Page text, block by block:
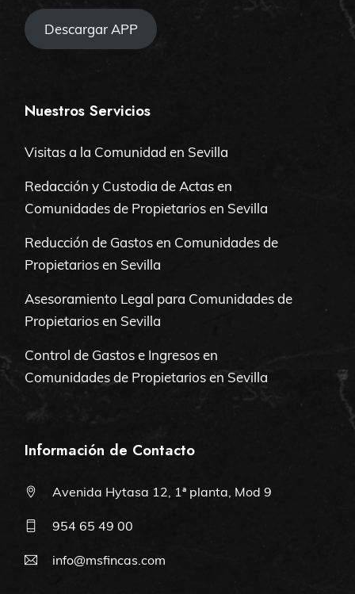
Descargar APP
Nuestros Servicios
Visitas a la Comunidad en Sevilla
Redacción y Custodia de Actas en
Comunidades de Propietarios en Sevilla
Reducción de Gastos en Comunidades de
Propietarios en Sevilla
Asesoramiento Legal para Comunidades de
Propietarios en Sevilla
Control de Gastos e Ingresos en
Comunidades de Propietarios en Sevilla
Información de Contacto
Avenida Hytasa 12, 1ª planta, Mod 9
954 65 49 00
info@msfincas.com